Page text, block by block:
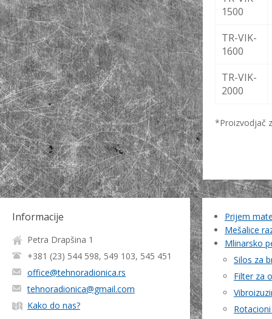
1500
TR-VIK-
1600
TR-VIK-
2000
*Proizvodjač
Informacije
Petra Drapšina 1
+381 (23) 544 598, 549 103, 545 451
office@tehnoradionica.rs
tehnoradionica@gmail.com
Kako do nas?
Prijem
Mešalice
Mlinarsko
Silos za
Filter za